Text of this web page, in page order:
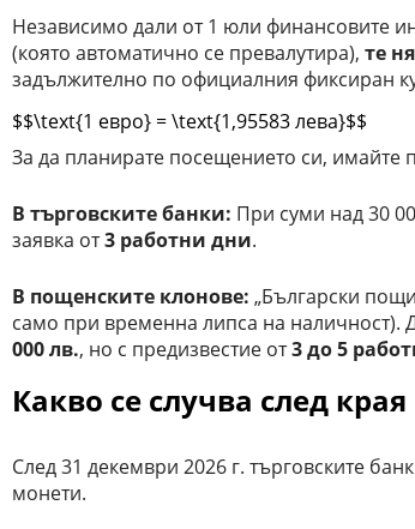
Независимо дали от 1 юли финансовите
(която автоматично се превалутира), те
задължително по официалния фиксиран
$$\text{1 евро} = \text{1,95583 лева}$$
За да планирате посещението си, имайте
В търговските банки: При суми над 30
заявка от3 работни дни.
В пощенските клонове: „Български
само при временна липса на наличност).
000 лв., но с предизвестие от3 до 5
Какво се случва след
След 31 декември 2026 г. търговските
монети.